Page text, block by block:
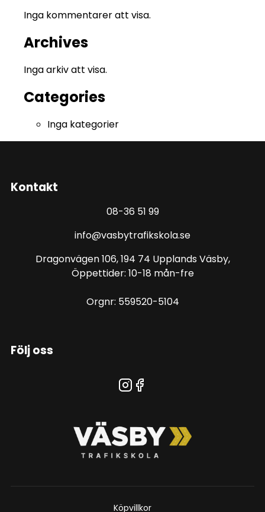
Inga kommentarer att visa.
Archives
Inga arkiv att visa.
Categories
Inga kategorier
Kontakt
08-36 51 99
info@vasbytrafikskola.se
Dragonvägen 106, 194 74 Upplands Väsby,
Öppettider: 10-18 mån-fre
Orgnr: 559520-5104
Följ oss
Köpvillkor